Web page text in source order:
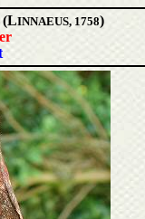
(LINNAEUS, 1758)